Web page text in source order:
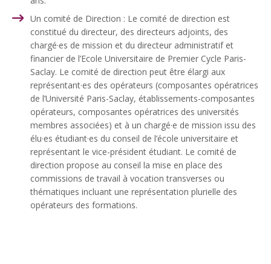
Un comité de Direction : Le comité de direction est
constitué du directeur, des directeurs adjoints, des
chargé·es de mission et du directeur administratif et
financier de l’Ecole Universitaire de Premier Cycle Paris-
Saclay. Le comité de direction peut être élargi aux
représentant·es des opérateurs (composantes opératrices
de l’Université Paris-Saclay, établissements-composantes
opérateurs, composantes opératrices des universités
membres associées) et à un chargé·e de mission issu des
élu·es étudiant·es du conseil de l’école universitaire et
représentant le vice-président étudiant. Le comité de
direction propose au conseil la mise en place des
commissions de travail à vocation transverses ou
thématiques incluant une représentation plurielle des
opérateurs des formations.